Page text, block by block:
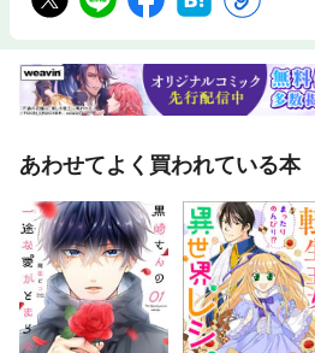
あわせてよく買われている本